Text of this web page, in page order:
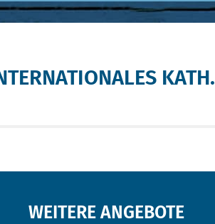
KATH.
WEITERE ANGEBOTE